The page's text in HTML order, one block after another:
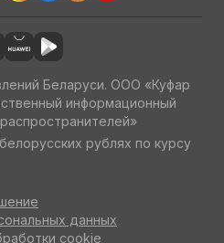
Беларуси. ООО «Куфар
информационный
рублях по курсу
данных
cookie